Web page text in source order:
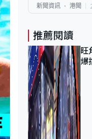
新聞資訊 港聞
推薦閱讀
旺
爆